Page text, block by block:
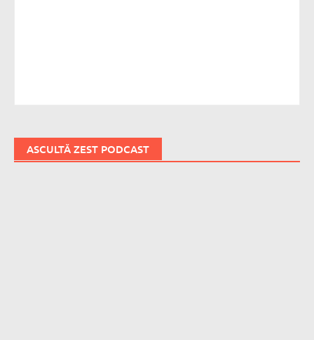
ASCULTĂ ZEST PODCAST